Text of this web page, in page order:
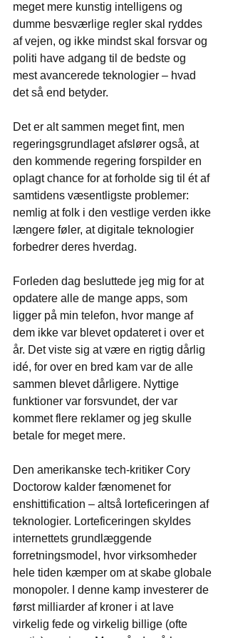
meget mere kunstig intelligens og
dumme besværlige regler skal ryddes
af vejen, og ikke mindst skal forsvar og
politi have adgang til de bedste og
mest avancerede teknologier – hvad
det så end betyder.
Det er alt sammen meget fint, men
regeringsgrundlaget afslører også, at
den kommende regering forspilder en
oplagt chance for at forholde sig til ét af
samtidens væsentligste problemer:
nemlig at folk i den vestlige verden ikke
længere føler, at digitale teknologier
forbedrer deres hverdag.
Forleden dag besluttede jeg mig for at
opdatere alle de mange apps, som
ligger på min telefon, hvor mange af
dem ikke var blevet opdateret i over et
år. Det viste sig at være en rigtig dårlig
idé, for over en bred kam var de alle
sammen blevet dårligere. Nyttige
funktioner var forsvundet, der var
kommet flere reklamer og jeg skulle
betale for meget mere.
Den amerikanske tech-kritiker Cory
Doctorow kalder fænomenet for
enshittification – altså lorteficeringen af
teknologier. Lorteficeringen skyldes
internettets grundlæggende
forretningsmodel, hvor virksomheder
hele tiden kæmper om at skabe globale
monopoler. I denne kamp investerer de
først milliarder af kroner i at lave
virkelig fede og virkelig billige (ofte